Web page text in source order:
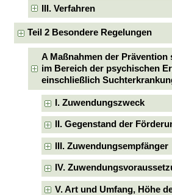
III. Verfahren
Teil 2 Besondere Regelungen
A Maßnahmen der
im Bereich der psychischen
einschließlich
I. Zuwendungszweck
II. Gegenstand der
III. Zuwendungsempfänger
IV.
V. Art und Umfang, Höhe